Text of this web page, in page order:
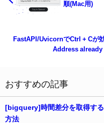
順(Mac用)
FastAPI/UvicornでCtrl + Cが
Address already
おすすめの記事
[bigquery]時間差分を取得する
方法